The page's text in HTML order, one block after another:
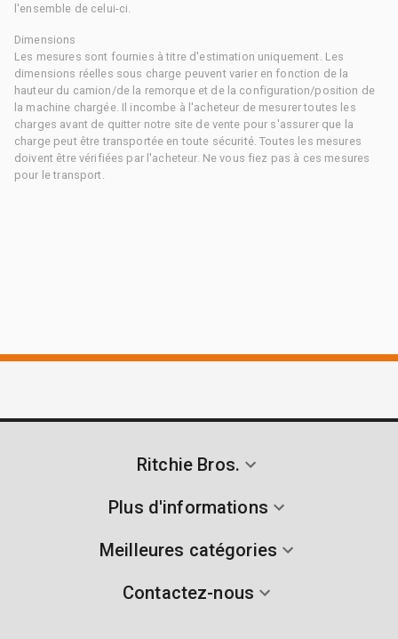
l'ensemble de celui-ci.
Dimensions
Les mesures sont fournies à titre d'estimation uniquement. Les
dimensions réelles sous charge peuvent varier en fonction de la
hauteur du camion/de la remorque et de la configuration/position de
la machine chargée. Il incombe à l'acheteur de mesurer toutes les
charges avant de quitter notre site de vente pour s'assurer que la
charge peut être transportée en toute sécurité. Toutes les mesures
doivent être vérifiées par l'acheteur. Ne vous fiez pas à ces mesures
pour le transport.
Ritchie Bros.
Plus d'informations
Meilleures catégories
Contactez-nous